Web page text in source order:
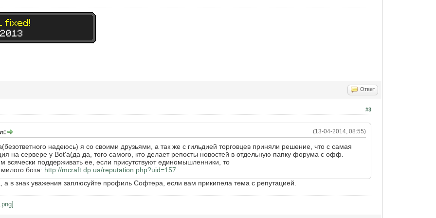
Ответ
#3
(13-04-2014, 08:55)
надеюсь) я со своими друзьями, а так же с гильдией торговцев приняли решение, что с самая
на сервере у Bot'a(да да, того самого, кто делает репосты новостей в отдельную папку форума с офф.
всячески поддерживать ее, если присутствуют единомышленники, то
бота: http://mcraft.dp.ua/reputation.php?uid=157
а в знак уважения заплюсуйте профиль Софтера, если вам прикипела тема с репутацией.